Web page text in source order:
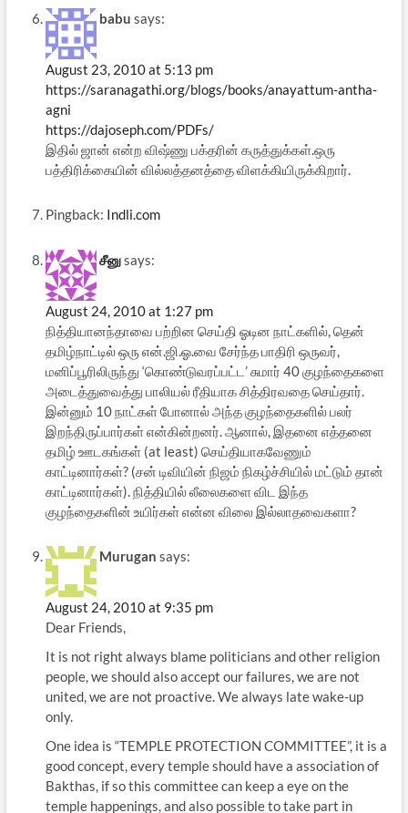
babu says:
August 23, 2010 at 5:13 pm
https://saranagathi.org/blogs/books/anayattum-antha-
agni
https://dajoseph.com/PDFs/
இதில் ஜான் என்ற விஷ்ணு பக்தரின் கருத்துக்கள்.ஒரு
பத்திரிக்கையின் வில்லத்தனத்தை விளக்கியிருக்கிறார்.
Pingback: Indli.com
சீனுsays:
August 24, 2010 at 1:27 pm
நித்தியானந்தாவை பற்றின செய்தி ஓடின நாட்களில், தென்
தமிழ்நாட்டில் ஒரு என்.ஜி.ஓ.வை சேர்ந்த பாதிரி ஒருவர்,
மனிப்பூரிலிருந்து ‘கொண்டுவரப்பட்ட’ சுமார் 40 குழந்தைகளை
அடைத்துவைத்து பாலியல் ரீதியாக சித்திரவதை செய்தார்.
இன்னும் 10 நாட்கள் போனால் அந்த குழந்தைகளில் பலர்
இறந்திருப்பார்கள் என்கின்றனர். ஆனால், இதனை எத்தனை
தமிழ் ஊடகங்கள் (at least) செய்தியாகவேணும்
காட்டினார்கள்? (சன் டிவியின் நிஜம் நிகழ்ச்சியில் மட்டும் தான்
காட்டினார்கள்). நித்தியில் லீலைகளை விட இந்த
குழந்தைகளின் உயிர்கள் என்ன விலை இல்லாதவைகளா?
Murugan says:
August 24, 2010 at 9:35 pm
Dear Friends,
It is not right always blame politicians and other religion
people, we should also accept our failures, we are not
united, we are not proactive. We always late wake-up
only.
One idea is “TEMPLE PROTECTION COMMITTEE”, it is a
good concept, every temple should have a association of
Bakthas, if so this committee can keep a eye on the
temple happenings, and also possible to take part in